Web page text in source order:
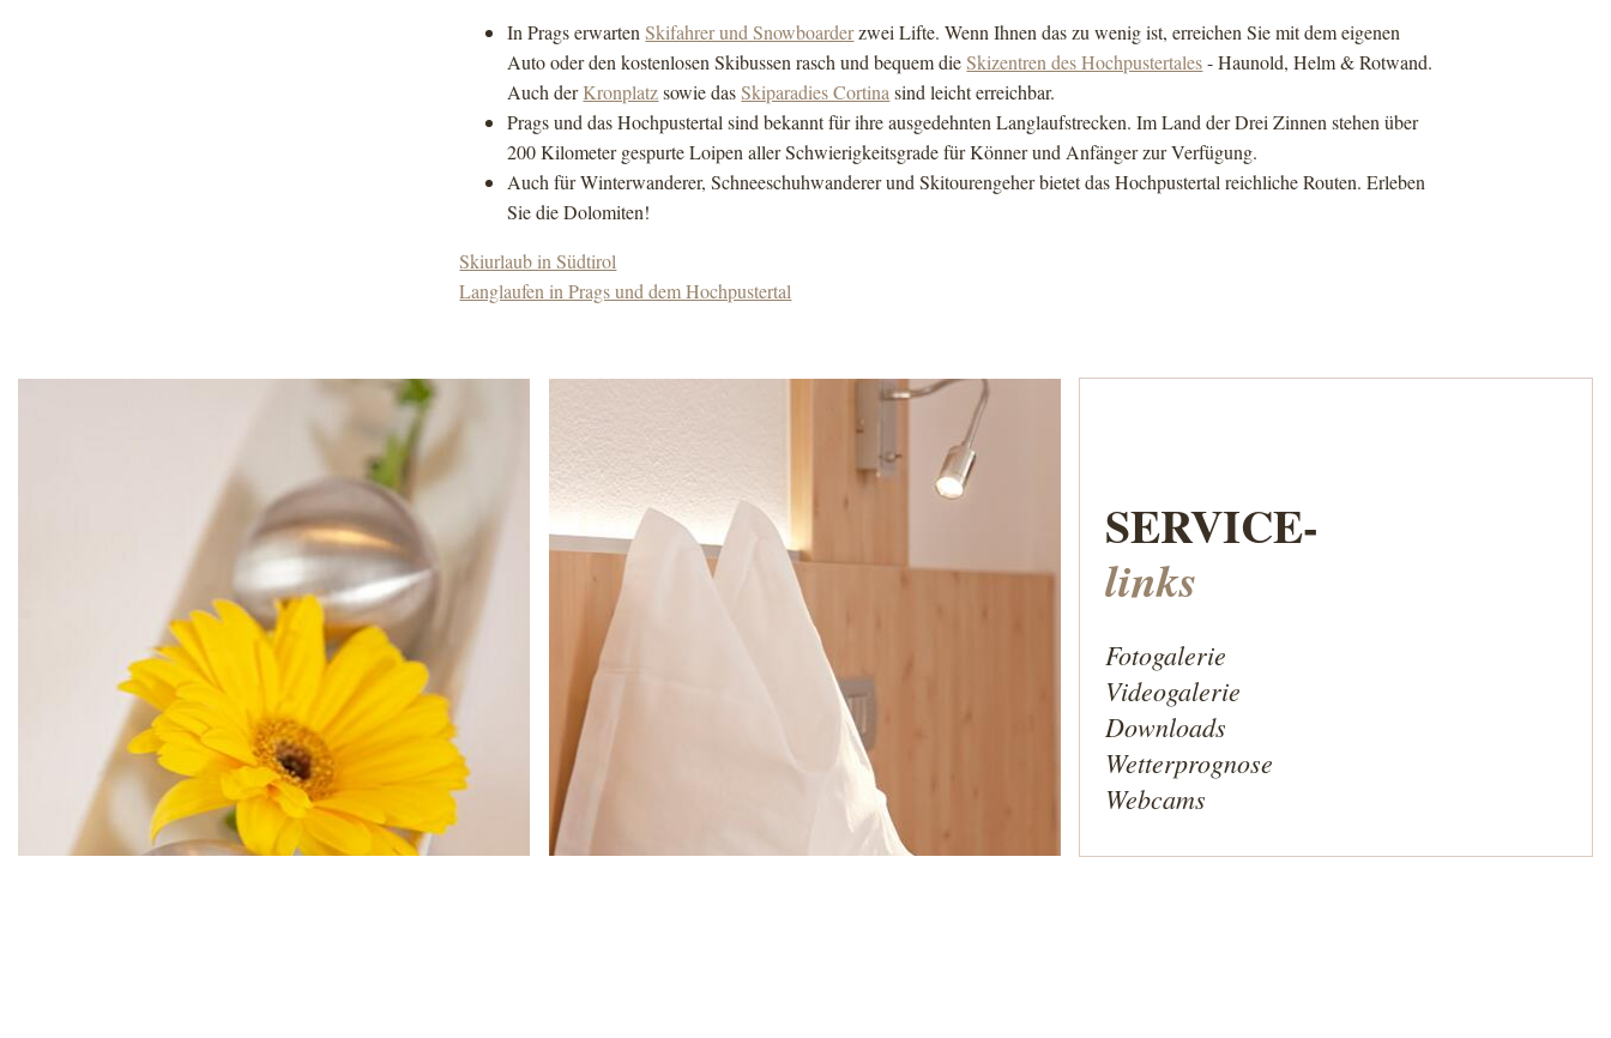
In Prags erwartenSkifahrer und Snowboarderzwei Lifte. Wenn Ihnen das zu wenig ist, erreichen Sie mit dem eigenen
Auto oder den kostenlosen Skibussen rasch und bequem dieSkizentren des Hochpustertales- Haunold, Helm & Rotwand.
Auch derKronplatzsowie dasSkiparadies Cortina sind leicht erreichbar.
Prags und das Hochpustertal sind bekannt für ihre ausgedehnten Langlaufstrecken. Im Land der Drei Zinnen stehen über
200 Kilometer gespurte Loipen aller Schwierigkeitsgrade für Könner und Anfänger zur Verfügung.
Auch für Winterwanderer, Schneeschuhwanderer und Skitourengeher bietet das Hochpustertal reichliche Routen. Erleben
Sie die Dolomiten!
Skiurlaub in Südtirol
Langlaufen in Prags und dem Hochpustertal
SERVICE-
links
Fotogalerie
Videogalerie
Downloads
Wetterprognose
Webcams